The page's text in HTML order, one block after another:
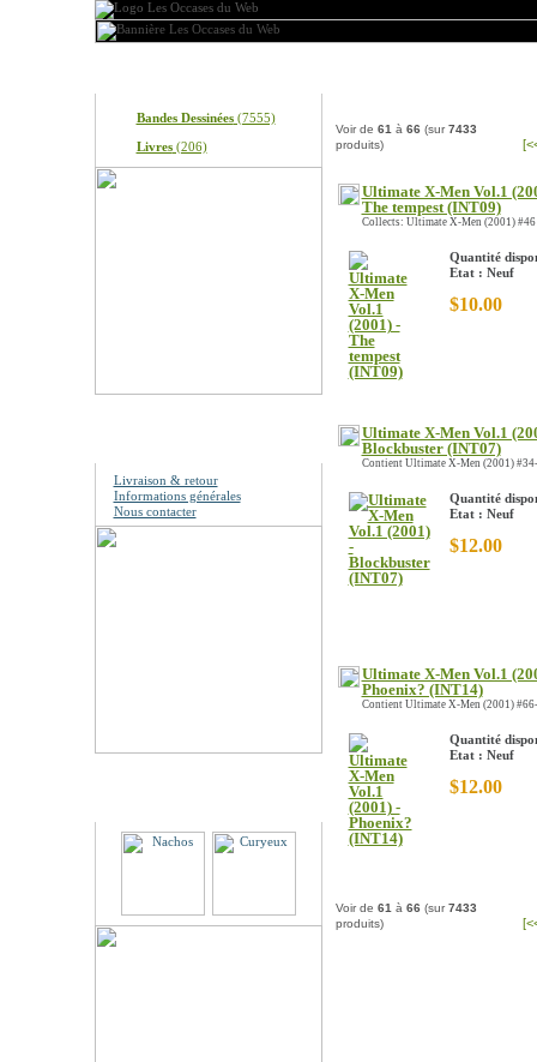
Bandes Dessinées(7555)
Livres(206)
Livraison & retour
Informations générales
Nous contacter
Voir de 61 à 66 (sur7433
produits)
Ultimate X-Men Vol.1
The tempest (INT09)
Collects: Ultimate X-Men (2001) #46
Quantité
Etat : Neuf
$10.00
Ultimate X-Men Vol.1
Blockbuster (INT07)
Contient Ultimate X-Men (2001)
Quantité
Etat : Neuf
$12.00
Ultimate X-Men Vol.1
Phoenix? (INT14)
Contient Ultimate X-Men (2001)
Quantité
Etat : Neuf
$12.00
Voir de 61 à 66 (sur7433
produits)